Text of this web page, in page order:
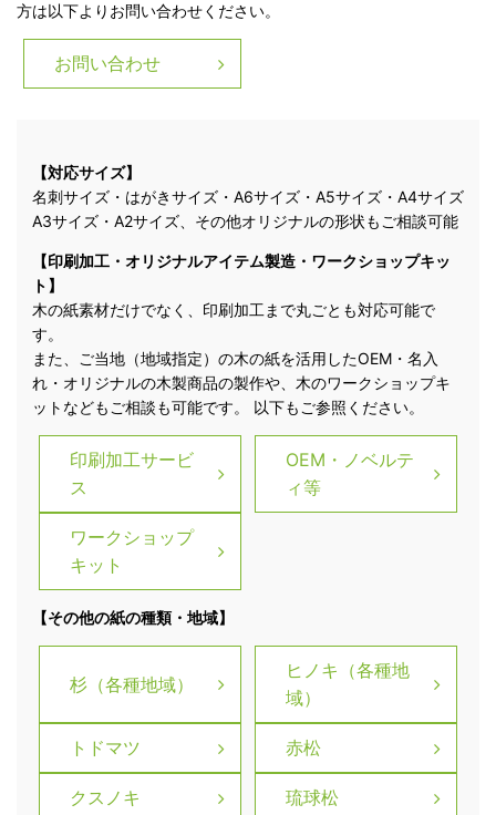
方は以下よりお問い合わせください。
お問い合わせ
【対応サイズ】
名刺サイズ・はがきサイズ・A6サイズ・A5サイズ・A4サイズ
A3サイズ・A2サイズ、その他オリジナルの形状もご相談可能
【印刷加工・オリジナルアイテム製造・ワークショップキッ
ト】
木の紙素材だけでなく、印刷加工まで丸ごとも対応可能で
す。
また、ご当地（地域指定）の木の紙を活用したOEM・名入
れ・オリジナルの木製商品の製作や、木のワークショップキ
ットなどもご相談も可能です。 以下もご参照ください。
印刷加工サービ
ス
OEM・ノベルテ
ィ等
ワークショップ
キット
【その他の紙の種類・地域】
杉（各種地域）
ヒノキ（各種地
域）
トドマツ 赤松
クスノキ 琉球松